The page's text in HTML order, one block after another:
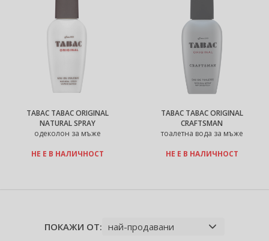
TABAC TABAC ORIGINAL
NATURAL SPRAY
одеколон за мъже
НЕ Е В НАЛИЧНОСТ
TABAC TABAC ORIGINAL
CRAFTSMAN
тоалетна вода за мъже
НЕ Е В НАЛИЧНОСТ
ПОКАЖИ ОТ: